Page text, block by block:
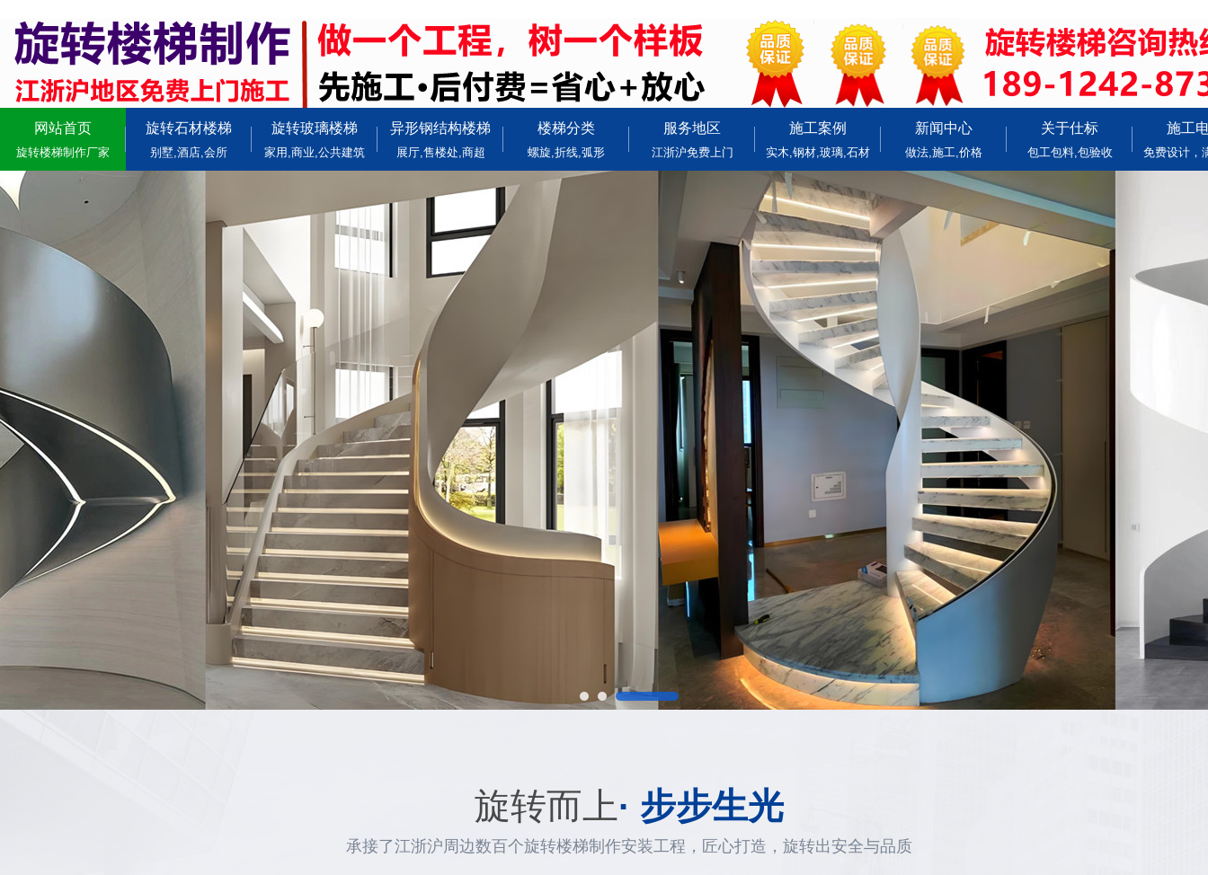
网站首页
旋转楼梯制作厂家
旋转石材楼梯
别墅,酒店,会所
旋转玻璃楼梯
家用,商业,公共建筑
异形钢结构楼梯
展厅,售楼处,商超
楼梯分类
螺旋,折线,弧形
服务地区
江浙沪免费上门
施工案例
实木,钢材,玻璃,石材
新闻中心
做法,施工,价格
关于仕标
包工包料,包验收
施工
免费设计，
旋转而上· 步步生光
承接了江浙沪周边数百个旋转楼梯制作安装工程，匠心打造，旋转出安全与品质